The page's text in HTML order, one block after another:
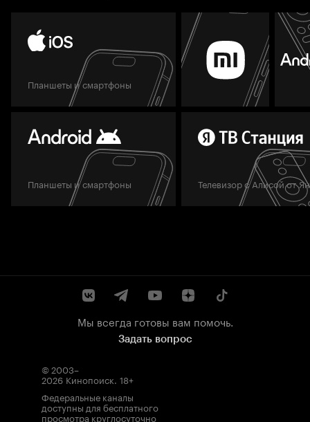
Планшеты и смартфоны
Планшеты и смартфоны Телевизор с Алисой от
Мы всегда готовы вам помочь.
Задать вопрос
© 2003–
2026 Кинопоиск. 18+
Федеральные каналы
доступны для бесплатного
просмотра круглосуточно